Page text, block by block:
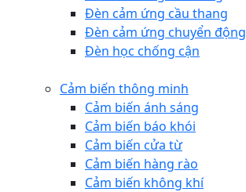
Đèn cảm ứng cầu thang
Đèn cảm ứng chuyển động
Đèn học chống cận
Cảm biến thông minh
Cảm biến ánh sáng
Cảm biến báo khói
Cảm biến cửa từ
Cảm biến hàng rào
Cảm biến không khí